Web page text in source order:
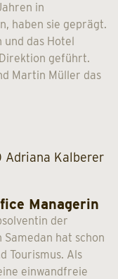
in
haben sie geprägt.
und das Hotel
geführt.
Martin Müller das
Managerin
der
Samedan hat schon
Tourismus. Als
einwandfreie